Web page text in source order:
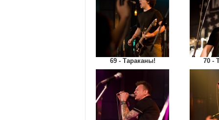
69 - Тараканы! 70 -